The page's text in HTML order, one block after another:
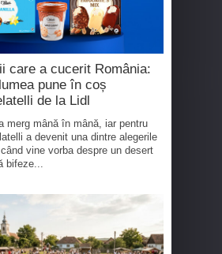
care a cucerit România:
pune în coș
de la Lidl
merg mână în mână, iar pentru
a devenit una dintre alegerile
vine vorba despre un desert
bifeze...